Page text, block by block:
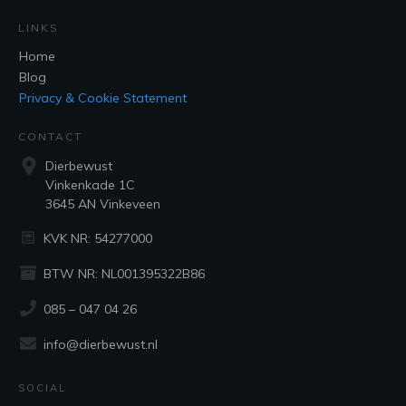
LINKS
Home
Blog
Privacy & Cookie Statement
CONTACT
Dierbewust
Vinkenkade 1C
3645 AN Vinkeveen
KVK NR: 54277000
BTW NR: NL001395322B86
085 – 047 04 26
info@dierbewust.nl
SOCIAL